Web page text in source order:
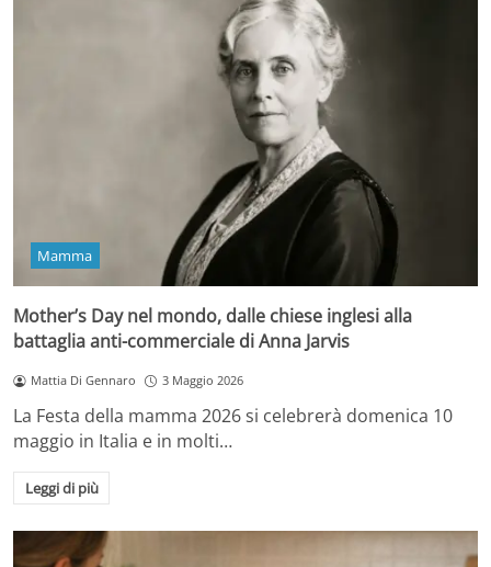
Mamma
Mother’s Day nel mondo, dalle chiese inglesi alla
battaglia anti-commerciale di Anna Jarvis
Mattia Di Gennaro 3 Maggio 2026
La Festa della mamma 2026 si celebrerà domenica 10
maggio in Italia e in molti…
Leggi di più